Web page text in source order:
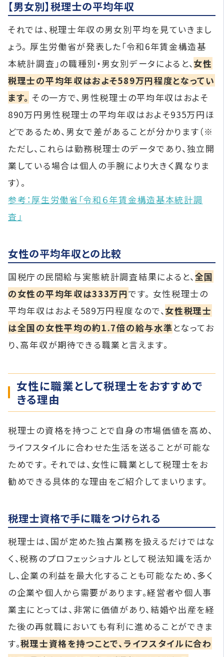
【男女別】税理士の平均年収
それでは、税理士年収の男女別平均を見ていきまし
ょう。 厚生労働省が発表した「令和6年賃金構造基
本統計調査」の職種別・男女別データによると、 女性
税理士の平均年収はおよそ589万円程度となってい
ます。 その一方で、男性税理士の平均年収はおよそ
890万円男性税理士の平均年収はおよそ935万円ほ
どであるため、男女で差があることが分かります（※
ただし、これらは勤務税理士のデータであり、独立開
業している場合は個人の手腕により大きく異なりま
す）。
参考：厚生労働省「令和６年賃金構造基本統計調
査」
女性の平均年収との比較
国税庁の民間給与実態統計調査結果によると、 全国
の女性の平均年収は333万円です。 女性税理士の
平均年収はおよそ589万円程度なので、 女性税理士
は全国の女性平均の約1.7倍の給与水準となってお
り、高年収が期待できる職業と言えます。
女性に職業として税理士をおすすめで
きる理由
税理士の資格を持つことで自身の市場価値を高め、
ライフスタイルに合わせた生活を送ることが可能な
ためです。 それでは、女性に職業として税理士をお
勧めできる具体的な理由をご紹介してまいります。
税理士資格で手に職をつけられる
税理士は、国が定めた独占業務を扱えるだけではな
く、税務のプロフェッショナルとして税法知識を活か
し、企業の利益を最大化することも可能なため、多く
の企業や個人から需要があります。経営者や個人事
業主にとっては、非常に価値があり、結婚や出産を経
た後の再就職においても有利に進めることができま
す。税理士資格を持つことで、ライフスタイルに合わ